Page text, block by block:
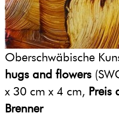
Oberschwäbische
hugs and flowers
x 30 cm x 4 cm, Preis
Brenner